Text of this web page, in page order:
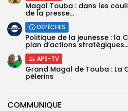
COMMUNIQUE
Magal Touba : dans les
de la presse...
DÉPÊCHES
Politique de la jeunesse : la
plan d’actions stratégiques...
APS-TV
Grand Magal de Touba : La
pèlerins